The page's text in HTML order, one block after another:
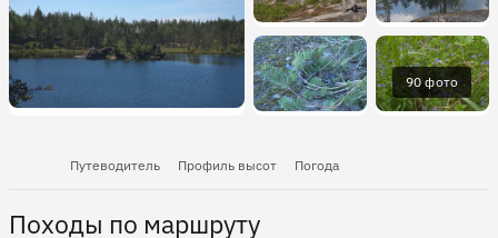
90 фото
Путеводитель Профиль высот Погода
Походы по маршруту